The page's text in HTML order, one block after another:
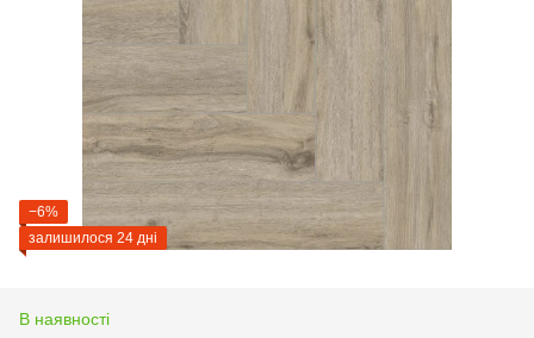
−6%
залишилося 24 дні
В наявності